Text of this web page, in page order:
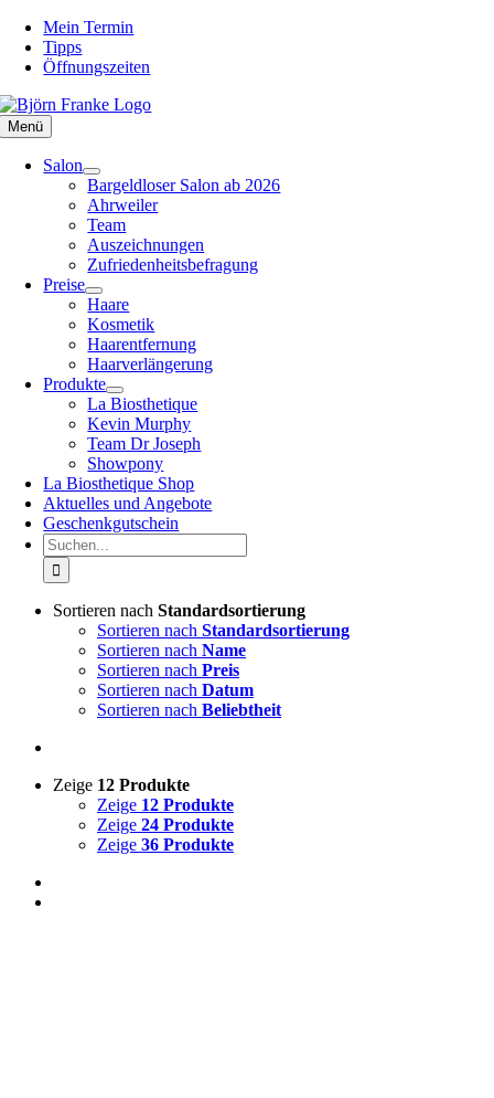
Zum
Inhalt
springen
Mein Termin
Tipps
Öffnungszeiten
Menü
Salon
Bargeldloser Salon ab 2026
Ahrweiler
Team
Auszeichnungen
Zufriedenheitsbefragung
Preise
Haare
Kosmetik
Haarentfernung
Haarverlängerung
Produkte
La Biosthetique
Kevin Murphy
Team Dr Joseph
Showpony
La Biosthetique Shop
Aktuelles und Angebote
Geschenkgutschein
Suche
nach:
Sortieren nach Standardsortierung
Sortieren nach Standardsortierung
Sortieren nach Name
Sortieren nach Preis
Sortieren nach Datum
Sortieren nach Beliebtheit
Zeige 12 Produkte
Zeige 12 Produkte
Zeige 24 Produkte
Zeige 36 Produkte